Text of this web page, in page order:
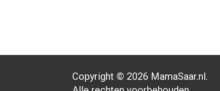
Copyright © 2026 MamaSaar.nl.